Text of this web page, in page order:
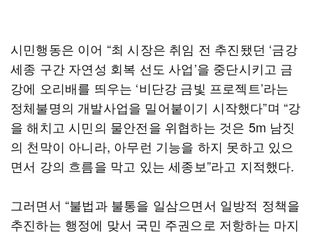
시민행동은 이어 “최 시장은 취임 전 추진됐던 ‘금강
세종 구간 자연성 회복 선도 사업’을 중단시키고 금
강에 오리배를 띄우는 ‘비단강 금빛 프로젝트’라는
정체불명의 개발사업을 밀어붙이기 시작했다”며 “강
을 해치고 시민의 물안전을 위협하는 것은 5m 남짓
의 천막이 아니라, 아무런 기능을 하지 못하고 있으
면서 강의 흐름을 막고 있는 세종보”라고 지적했다.
그러면서 “불법과 불통을 일삼으면서 일방적 정책을
추진하는 행정에 맞서 국민 주권으로 저항하는 마지